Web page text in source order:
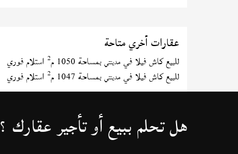
عقارات أخري متاحة
للبيع كاش فيلا في مدينتي بمساحة 1050 م 2 استلام فوري
للبيع كاش فيلا في مدينتي بمساحة 1047 م 2 استلام فوري
هل تحلم ببيع أو تأجير عقارك ؟